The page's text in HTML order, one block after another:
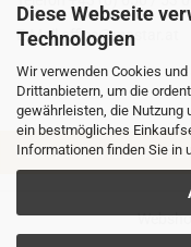
Diese Webseite
Technologien
Wir verwenden Cookies
Drittanbietern, um die
gewährleisten, die Nutzung
ein bestmögliches
Informationen finden Sie in
E-Mailoffice@mastar.at
VERTRAG